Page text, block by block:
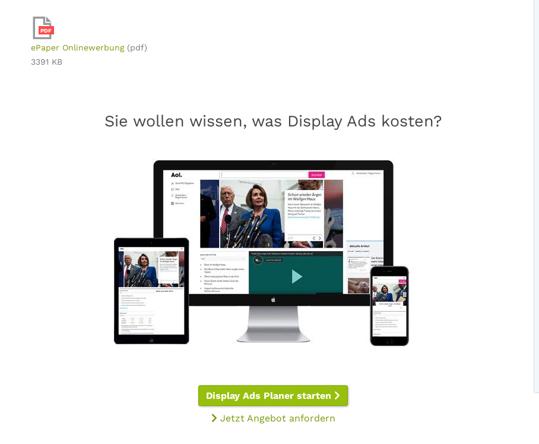
PDF
ePaper Onlinewerbung (pdf)
3391 KB
Sie wollen wissen, was Display Ads kosten?
Display Ads Planer starten
Jetzt Angebot anfordern